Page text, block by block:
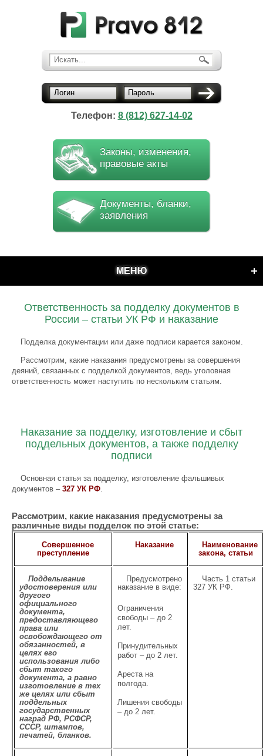
Искать...
Логин Пароль
Телефон: 8 (812) 627-14-02
Законы, изменения,
правовые акты
Документы, бланки,
заявления
МЕНЮ
Ответственность за подделку документов в
России – статьи УК РФ и наказание
Подделка документации или даже подписи карается законом.
Рассмотрим, какие наказания предусмотрены за совершения
деяний, связанных с подделкой документов, ведь уголовная
ответственность может наступить по нескольким статьям.
Наказание за подделку, изготовление и сбыт
поддельных документов, а также подделку
подписи
Основная статья за подделку, изготовление фальшивых
документов – 327 УК РФ.
Рассмотрим, какие наказания предусмотрены за
различные виды подделок по этой статье:
Совершенное
преступление
Наказание
Наименование
закона, статьи
Подделывание
удостоверения или
другого
официального
документа,
предоставляющего
права или
освобождающего от
обязанностей, в
целях его
использования либо
сбыт такого
документа, а равно
изготовление в тех
же целях или сбыт
поддельных
государственных
наград РФ, РСФСР,
СССР, штампов,
печатей, бланков.
Предусмотрено
наказание в виде:
Ограничения
свободы – до 2
лет.
Принудительных
работ – до 2 лет.
Ареста на
полгода.
Лишения свободы
– до 2 лет.
Часть 1 статьи
327 УК РФ.